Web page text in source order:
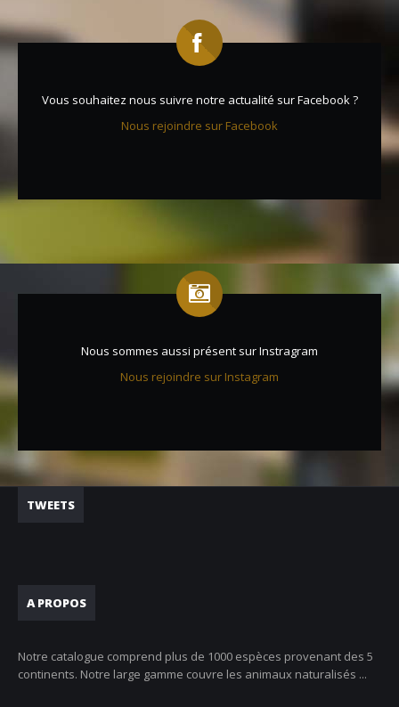
Vous souhaitez nous suivre notre actualité sur Facebook ?
Nous rejoindre sur Facebook
Nous sommes aussi présent sur Instragram
Nous rejoindre sur Instagram
TWEETS
A PROPOS
Notre catalogue comprend plus de 1000 espèces provenant des 5
continents. Notre large gamme couvre les animaux naturalisés ...